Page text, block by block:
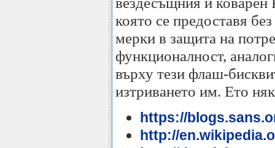
която се предоставя
мерки в защита на
функционалност,
върху тези флаш-
изтриването им. Ето
https://
http://